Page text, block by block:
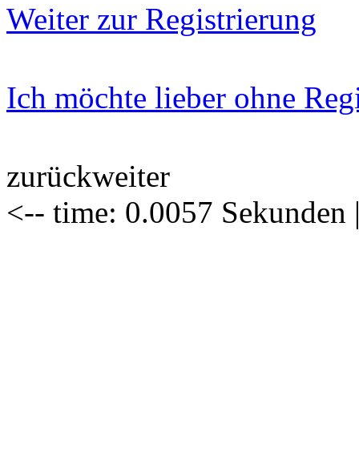
Weiter zur Registrierung
Ich möchte lieber ohne
zurückweiter
<-- time: 0.0057